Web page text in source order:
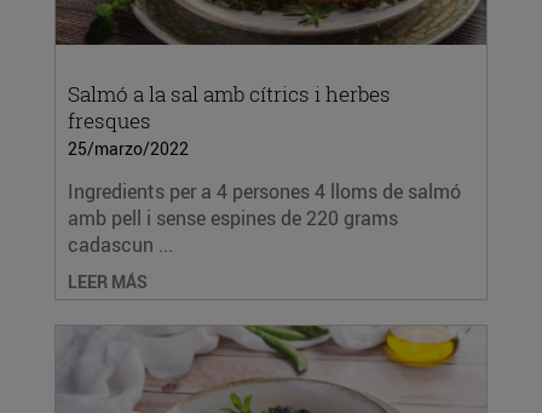
Salmó a la sal amb cítrics i herbes
fresques
25/marzo/2022
Ingredients per a 4 persones 4 lloms de salmó
amb pell i sense espines de 220 grams
cadascun ...
LEER MÁS